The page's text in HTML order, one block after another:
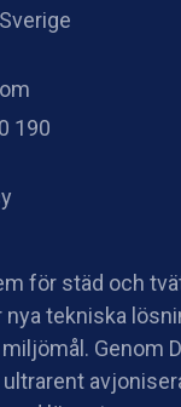
190
för städ och
nya tekniska
Genom